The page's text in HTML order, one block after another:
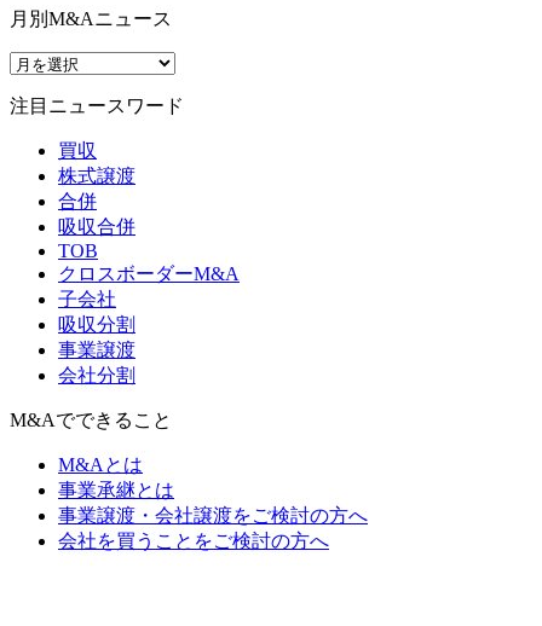
月別M&Aニュース
注目ニュースワード
買収
株式譲渡
合併
吸収合併
TOB
クロスボーダーM&A
子会社
吸収分割
事業譲渡
会社分割
M&Aでできること
M&Aとは
事業承継とは
事業譲渡・会社譲渡をご検討の方へ
会社を買うことをご検討の方へ